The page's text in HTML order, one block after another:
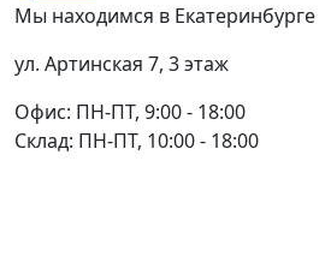
Мы находимся в Екатеринбурге
ул. Артинская 7, 3 этаж
Офис: ПН-ПТ, 9:00 - 18:00
Склад: ПН-ПТ, 10:00 - 18:00